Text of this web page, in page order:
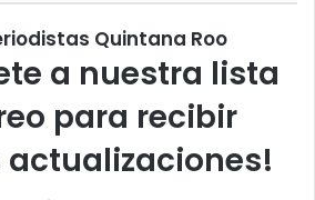
Quintana Roo
a nuestra lista
para recibir
actualizaciones!